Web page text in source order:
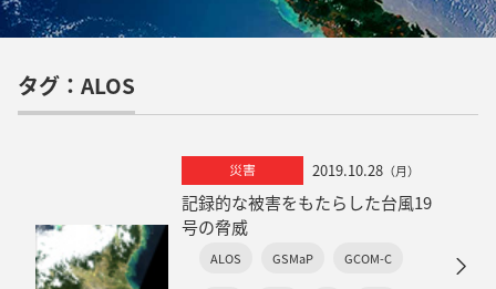
タグ：ALOS
災害 2019.10.28 （月）
記録的な被害をもたらした台風19
号の脅威
ALOS GSMaP GCOM-C